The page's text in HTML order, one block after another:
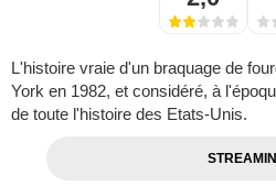
L'histoire vraie d'un braquage de
York en 1982, et considéré, à
de toute l'histoire des Etats-Unis.